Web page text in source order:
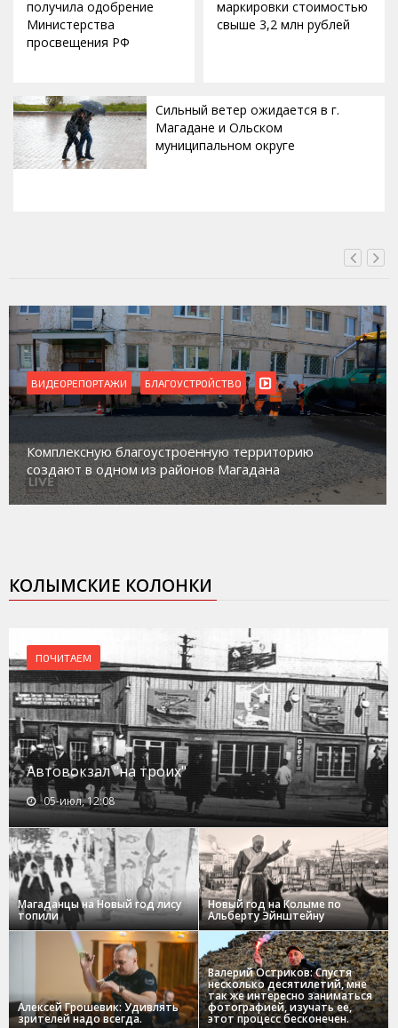
получила одобрение
Министерства
просвещения РФ
маркировки стоимостью
свыше 3,2 млн рублей
Сильный ветер ожидается в г.
Магадане и Ольском
муниципальном округе
ВИДЕОРЕПОРТАЖИ БЛАГОУСТРОЙСТВО
Комплексную благоустроенную территорию
создают в одном из районов Магадана
КОЛЫМСКИЕ КОЛОНКИ
ПОЧИТАЕМ
Автовокзал "на троих"
05-июл, 12:08
Магаданцы на Новый год лису
топили
Новый год на Колыме по
Альберту Эйнштейну
Алексей Грошевик: Удивлять
зрителей надо всегда.
Валерий Остриков: Спустя
несколько десятилетий, мне
так же интересно заниматься
фотографией, изучать ее,
этот процесс бесконечен.